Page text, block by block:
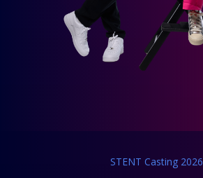
STENT Casting 2026